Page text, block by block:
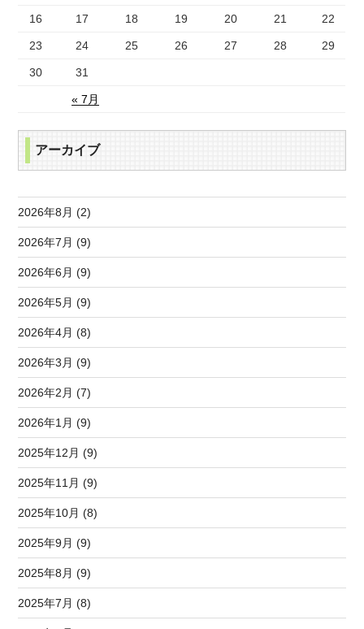
« 7月
16 17 18 19 20 21 22
23 24 25 26 27 28 29
30 31
アーカイブ
2026年8月 (2)
2026年7月 (9)
2026年6月 (9)
2026年5月 (9)
2026年4月 (8)
2026年3月 (9)
2026年2月 (7)
2026年1月 (9)
2025年12月 (9)
2025年11月 (9)
2025年10月 (8)
2025年9月 (9)
2025年8月 (9)
2025年7月 (8)